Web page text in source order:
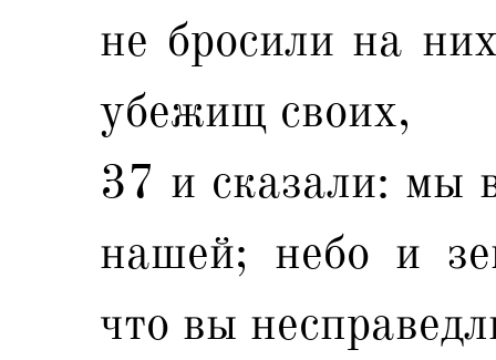
не бросили на
убежищ своих,
37 и сказали: мы
нашей; небо и
что вы